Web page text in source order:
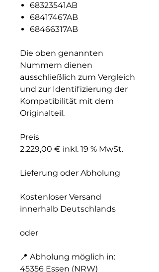
68323541AB
68417467AB
68466317AB
Die oben genannten
Nummern dienen
ausschließlich zum Vergleich
und zur Identifizierung der
Kompatibilität mit dem
Originalteil.
Preis
2.229,00 € inkl. 19 % MwSt.
Lieferung oder Abholung
Kostenloser Versand
innerhalb Deutschlands
oder
📍 Abholung möglich in:
45356 Essen (NRW)